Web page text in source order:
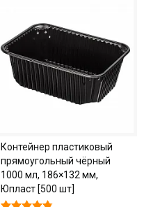
Контейнер пластиковый
прямоугольный чёрный
1000 мл, 186×132 мм,
Юпласт [500 шт]